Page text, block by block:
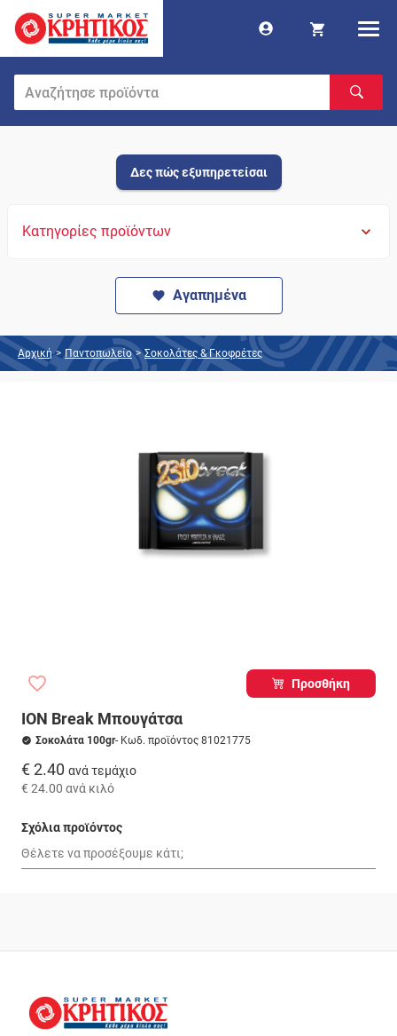
Δες πώς εξυπηρετείσαι
Κατηγορίες προϊόντων
Αγαπημένα
Αρχική > Παντοπωλείο > Σοκολάτες & Γκοφρέτες
Προσθήκη
ΙΟΝ Break Μπουγάτσα
Σοκολάτα 100gr- Κωδ. προϊόντος 81021775
€ 2.40 ανά τεμάχιο
€ 24.00 ανά κιλό
Σχόλια προϊόντος